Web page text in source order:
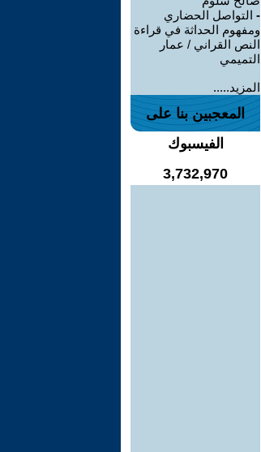
- التواصل الحضاري
ومفهوم الحداثة في قراءة
النص القراني / عمار
التميمي
المزيد.....
المعجبين بنا على
الفيسبوك
3,732,970